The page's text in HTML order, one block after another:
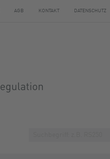
AGB KONTAKT DATENSCHUTZ